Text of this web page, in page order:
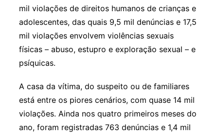
mil violações de direitos humanos de crianças e
adolescentes, das quais 9,5 mil denúncias e 17,5
mil violações envolvem violências sexuais
físicas – abuso, estupro e exploração sexual – e
psíquicas.
A casa da vítima, do suspeito ou de familiares
está entre os piores cenários, com quase 14 mil
violações. Ainda nos quatro primeiros meses do
ano, foram registradas 763 denúncias e 1,4 mil